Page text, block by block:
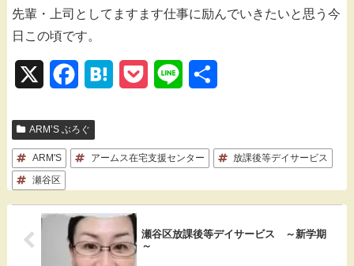
先輩・上司としてますます仕事に励んでいきたいと思う今
日この頃です。
c
e
b
o
o
e
n
a
k
e
e
ARM’S ぶろぐ
ARM'S アームス在宅支援センター
放課後等デイサービス
瀬谷区
瀬谷区放課後等デイサービス ～新学期
～